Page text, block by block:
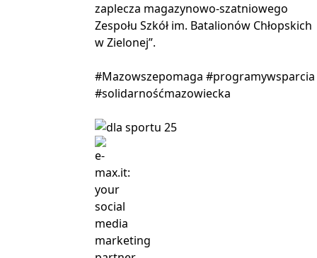
zaplecza magazynowo-szatniowego
Zespołu Szkół im. Batalionów Chłopskich
w Zielonej”.
#Mazowszepomaga #programywsparcia
#solidarnośćmazowiecka